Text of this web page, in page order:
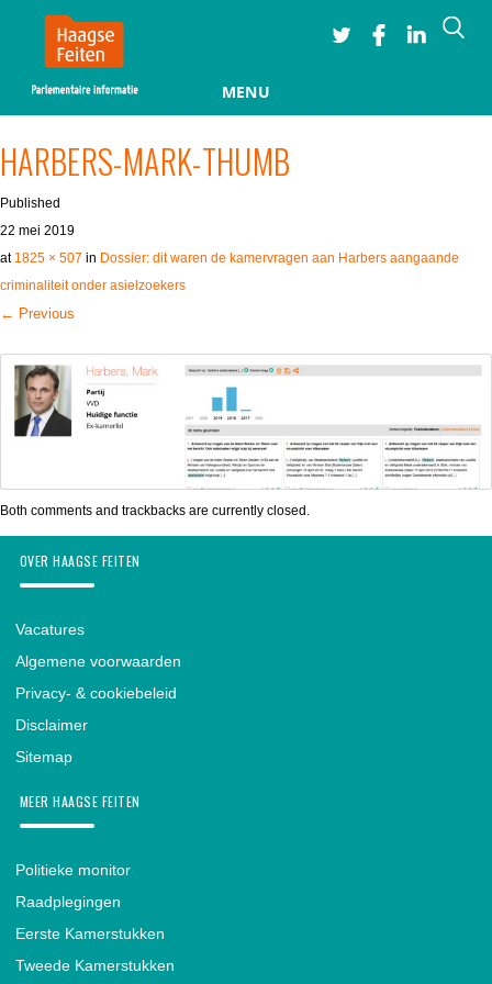
Search
MENU
HARBERS-MARK-THUMB
Published
22 mei 2019
at 1825 × 507 in Dossier: dit waren de kamervragen aan Harbers aangaande
criminaliteit onder asielzoekers
← Previous
Both comments and trackbacks are currently closed.
OVER HAAGSE FEITEN
Vacatures
Algemene voorwaarden
Privacy- & cookiebeleid
Disclaimer
Sitemap
MEER HAAGSE FEITEN
Politieke monitor
Raadplegingen
Eerste Kamerstukken
Tweede Kamerstukken